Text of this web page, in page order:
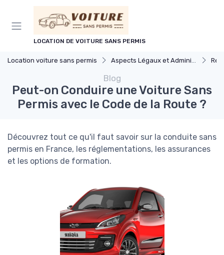
LOCATION DE VOITURE SANS PERMIS
Location voiture sans permis Aspects Légaux et Administratifs
Blog
Peut-on Conduire une Voiture Sans
Permis avec le Code de la Route ?
Découvrez tout ce qu'il faut savoir sur la conduite sans
permis en France, les réglementations, les assurances
et les options de formation.